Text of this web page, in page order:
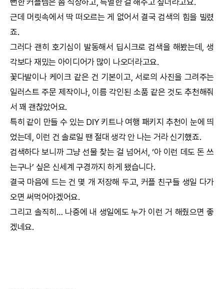
뻔한 커플템은 좀 식상하고, 특별한 걸 해주고 싶더라고요.
근데 머릿속에서 딱 떠오르는 게 없어서 결국 검색의 힘을 빌렸
죠.
그러다 괜히 호기심이 발동해서 딥시크로 검색을 해봤는데, 생
각보다 재밌는 아이디어가 많이 나오더라고요.
꽃다발이나 케이크 같은 건 기본이고, 서로의 사진을 그려주는
일러스트 주문 제작이나, 이름 각인된 소품 같은 것도 추천해줘
서 꽤 괜찮았어요.
특히 같이 만들 수 있는 DIY 키트나 여행 패키지 추천이 눈에 띄
었는데, 이런 건 솔로일 땐 절대 생각 안 나는 거라 신기했죠.
검색하다 보니까 그냥 선물 찾는 걸 넘어서, ‘아 이런 데도 돈 쓰
는구나’ 싶은 신세계 구경까지 하게 됐습니다.
결국 마음에 드는 건 몇 개 저장해 두고, 커플 친구들 생일 다가
오면 써먹어야겠어요.
그리고 솔직히… 나중에 내 생일에도 누가 이런 거 해줬으면 좋
겠네요.